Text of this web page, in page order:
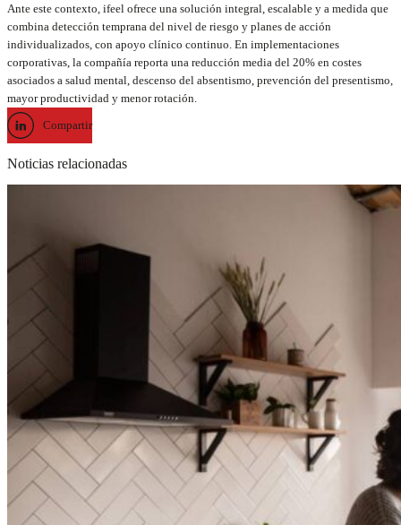
Ante este contexto, ifeel ofrece una solución integral, escalable y a medida que
combina detección temprana del nivel de riesgo y planes de acción
individualizados, con apoyo clínico continuo. En implementaciones
corporativas, la compañía reporta una reducción media del 20% en costes
asociados a salud mental, descenso del absentismo, prevención del presentismo,
mayor productividad y menor rotación.
Compartir
Noticias relacionadas